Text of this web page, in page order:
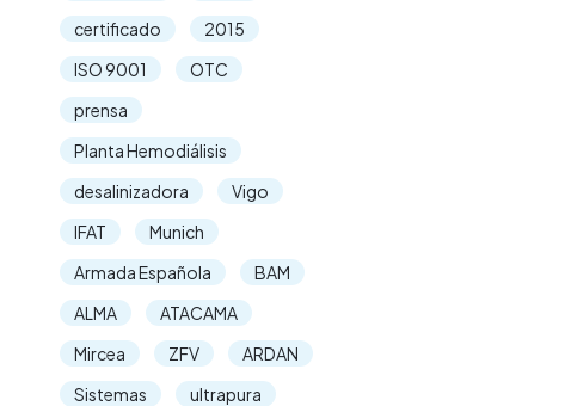
certificado
2015
ISO 9001
OTC
prensa
Planta Hemodiálisis
desalinizadora
Vigo
IFAT
Munich
Armada Española
BAM
ALMA
ATACAMA
Mircea
ZFV
ARDAN
Sistemas
ultrapura